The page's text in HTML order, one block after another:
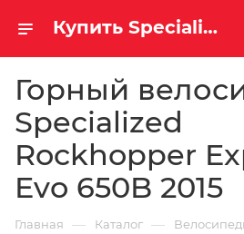
Купить Specialized Rockhopper Expert Evo 650B 2015 за рублей, а со скидкой
Горный
Specialized
Rockhopper
Evo 650B 2015
Главная — Каталог —